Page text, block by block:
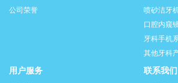
公司荣誉
喷砂洁牙
口腔内窥
牙科手机
其他牙科
用户服务 联系我们